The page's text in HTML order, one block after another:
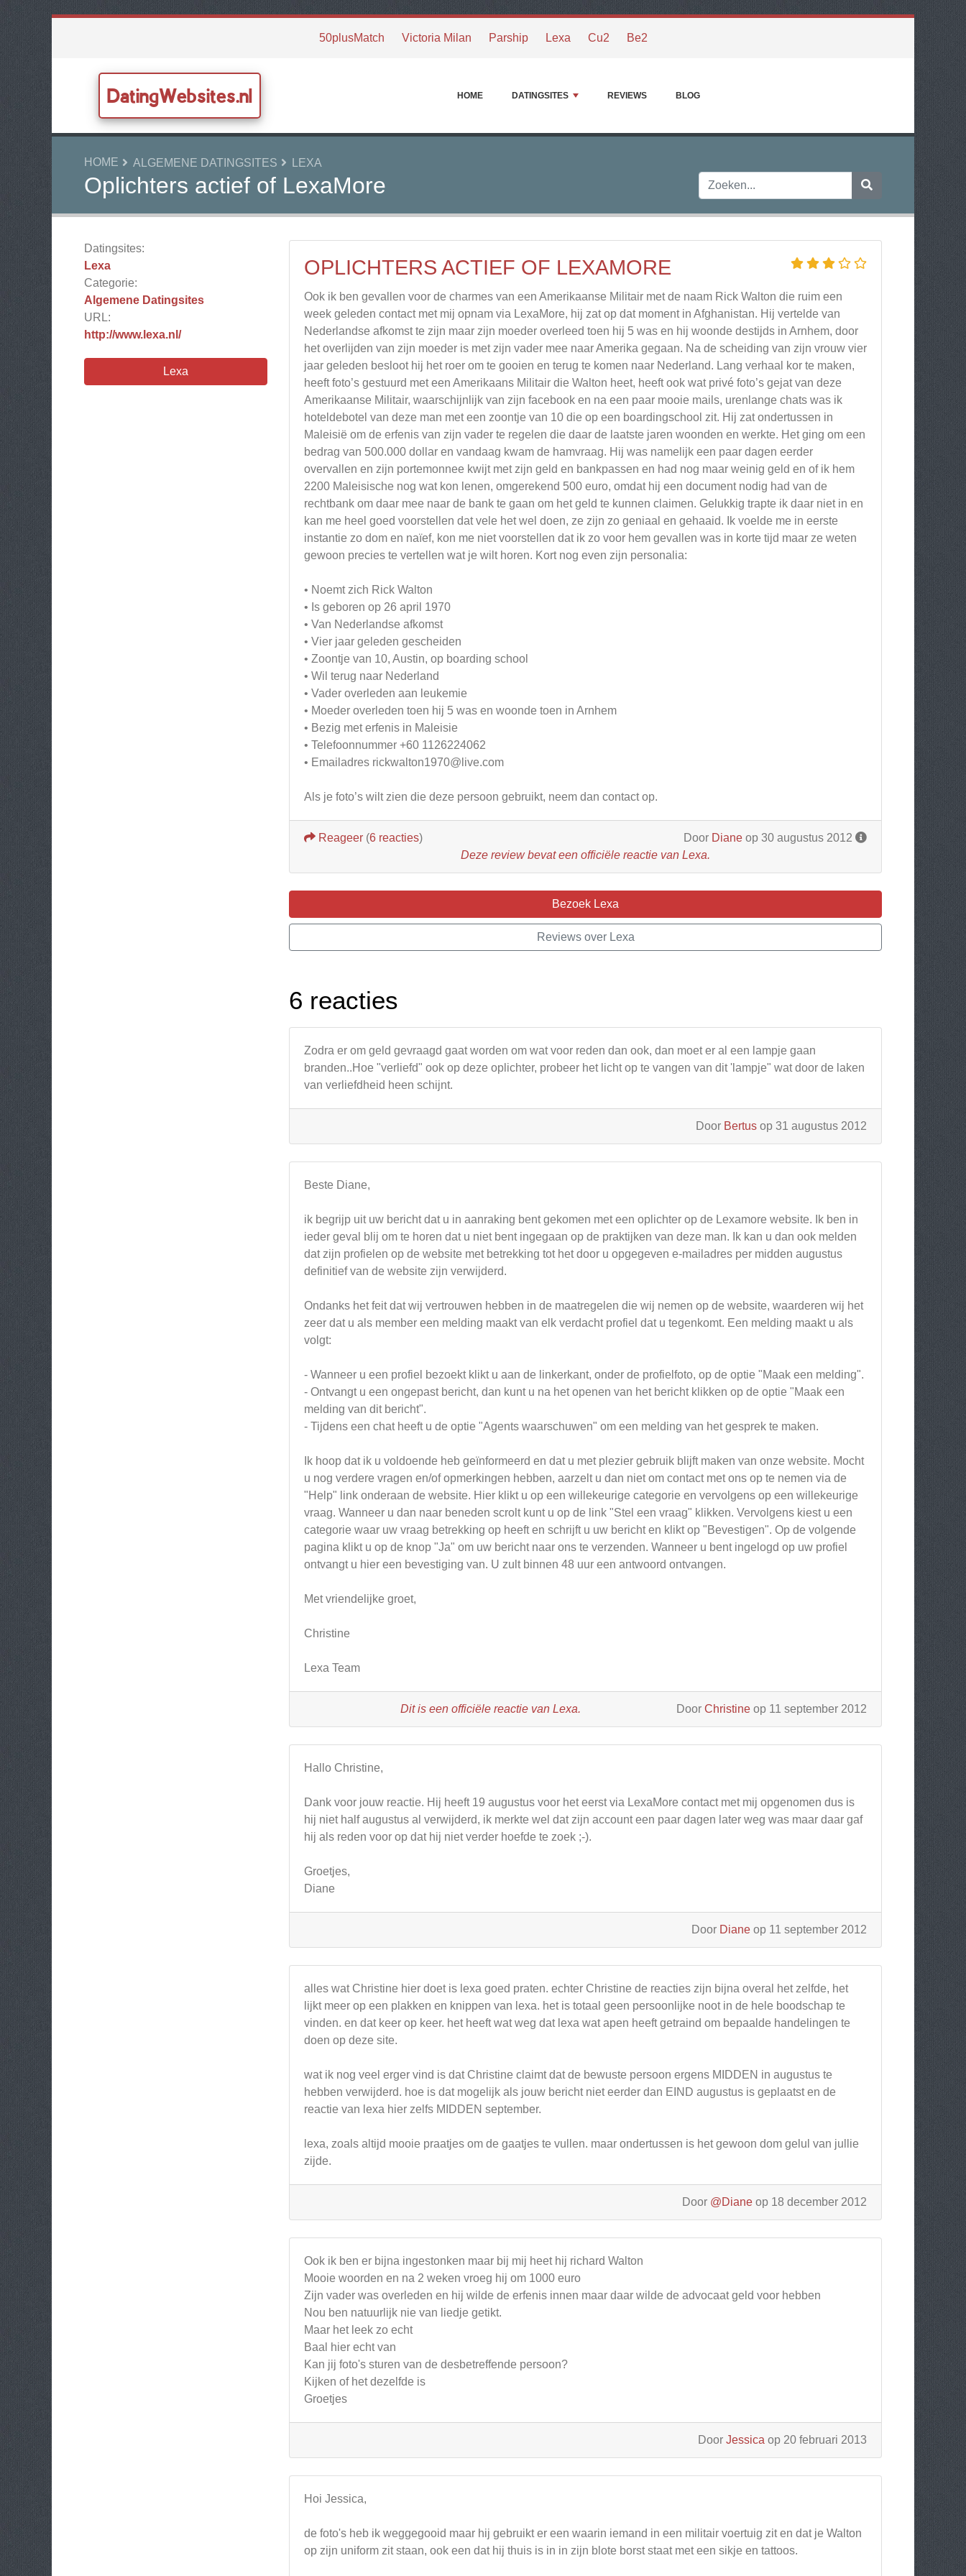
50plusMatch Victoria Milan Parship Lexa Cu2 Be2
DatingWebsites.nl HOME DATINGSITES REVIEWS BLOG
HOME ALGEMENE DATINGSITES LEXA
Oplichters actief of LexaMore
Datingsites:
Lexa
Categorie:
Algemene Datingsites
URL:
http://www.lexa.nl/
Lexa
OPLICHTERS ACTIEF OF LEXAMORE
Ook ik ben gevallen voor de charmes van een Amerikaanse Militair met de naam Rick Walton die ruim een
week geleden contact met mij opnam via LexaMore, hij zat op dat moment in Afghanistan. Hij vertelde van
Nederlandse afkomst te zijn maar zijn moeder overleed toen hij 5 was en hij woonde destijds in Arnhem, door
het overlijden van zijn moeder is met zijn vader mee naar Amerika gegaan. Na de scheiding van zijn vrouw vier
jaar geleden besloot hij het roer om te gooien en terug te komen naar Nederland. Lang verhaal kor te maken,
heeft foto’s gestuurd met een Amerikaans Militair die Walton heet, heeft ook wat privé foto’s gejat van deze
Amerikaanse Militair, waarschijnlijk van zijn facebook en na een paar mooie mails, urenlange chats was ik
hoteldebotel van deze man met een zoontje van 10 die op een boardingschool zit. Hij zat ondertussen in
Maleisië om de erfenis van zijn vader te regelen die daar de laatste jaren woonden en werkte. Het ging om een
bedrag van 500.000 dollar en vandaag kwam de hamvraag. Hij was namelijk een paar dagen eerder
overvallen en zijn portemonnee kwijt met zijn geld en bankpassen en had nog maar weinig geld en of ik hem
2200 Maleisische nog wat kon lenen, omgerekend 500 euro, omdat hij een document nodig had van de
rechtbank om daar mee naar de bank te gaan om het geld te kunnen claimen. Gelukkig trapte ik daar niet in en
kan me heel goed voorstellen dat vele het wel doen, ze zijn zo geniaal en gehaaid. Ik voelde me in eerste
instantie zo dom en naïef, kon me niet voorstellen dat ik zo voor hem gevallen was in korte tijd maar ze weten
gewoon precies te vertellen wat je wilt horen. Kort nog even zijn personalia:
• Noemt zich Rick Walton
• Is geboren op 26 april 1970
• Van Nederlandse afkomst
• Vier jaar geleden gescheiden
• Zoontje van 10, Austin, op boarding school
• Wil terug naar Nederland
• Vader overleden aan leukemie
• Moeder overleden toen hij 5 was en woonde toen in Arnhem
• Bezig met erfenis in Maleisie
• Telefoonnummer +60 1126224062
• Emailadres rickwalton1970@live.com
Als je foto’s wilt zien die deze persoon gebruikt, neem dan contact op.
Door Diane op 30 augustus 2012
Reageer (6 reacties)
Deze review bevat een officiële reactie van Lexa.
Bezoek Lexa
Reviews over Lexa
6 reacties
Zodra er om geld gevraagd gaat worden om wat voor reden dan ook, dan moet er al een lampje gaan
branden..Hoe "verliefd" ook op deze oplichter, probeer het licht op te vangen van dit 'lampje" wat door de laken
van verliefdheid heen schijnt.
Door Bertus op 31 augustus 2012
Beste Diane,
ik begrijp uit uw bericht dat u in aanraking bent gekomen met een oplichter op de Lexamore website. Ik ben in
ieder geval blij om te horen dat u niet bent ingegaan op de praktijken van deze man. Ik kan u dan ook melden
dat zijn profielen op de website met betrekking tot het door u opgegeven e-mailadres per midden augustus
definitief van de website zijn verwijderd.
Ondanks het feit dat wij vertrouwen hebben in de maatregelen die wij nemen op de website, waarderen wij het
zeer dat u als member een melding maakt van elk verdacht profiel dat u tegenkomt. Een melding maakt u als
volgt:
- Wanneer u een profiel bezoekt klikt u aan de linkerkant, onder de profielfoto, op de optie "Maak een melding".
- Ontvangt u een ongepast bericht, dan kunt u na het openen van het bericht klikken op de optie "Maak een
melding van dit bericht".
- Tijdens een chat heeft u de optie "Agents waarschuwen" om een melding van het gesprek te maken.
Ik hoop dat ik u voldoende heb geïnformeerd en dat u met plezier gebruik blijft maken van onze website. Mocht
u nog verdere vragen en/of opmerkingen hebben, aarzelt u dan niet om contact met ons op te nemen via de
"Help" link onderaan de website. Hier klikt u op een willekeurige categorie en vervolgens op een willekeurige
vraag. Wanneer u dan naar beneden scrolt kunt u op de link "Stel een vraag" klikken. Vervolgens kiest u een
categorie waar uw vraag betrekking op heeft en schrijft u uw bericht en klikt op "Bevestigen". Op de volgende
pagina klikt u op de knop "Ja" om uw bericht naar ons te verzenden. Wanneer u bent ingelogd op uw profiel
ontvangt u hier een bevestiging van. U zult binnen 48 uur een antwoord ontvangen.
Met vriendelijke groet,
Christine
Lexa Team
Door Christine op 11 september 2012
Dit is een officiële reactie van Lexa.
Hallo Christine,
Dank voor jouw reactie. Hij heeft 19 augustus voor het eerst via LexaMore contact met mij opgenomen dus is
hij niet half augustus al verwijderd, ik merkte wel dat zijn account een paar dagen later weg was maar daar gaf
hij als reden voor op dat hij niet verder hoefde te zoek ;-).
Groetjes,
Diane
Door Diane op 11 september 2012
alles wat Christine hier doet is lexa goed praten. echter Christine de reacties zijn bijna overal het zelfde, het
lijkt meer op een plakken en knippen van lexa. het is totaal geen persoonlijke noot in de hele boodschap te
vinden. en dat keer op keer. het heeft wat weg dat lexa wat apen heeft getraind om bepaalde handelingen te
doen op deze site.
wat ik nog veel erger vind is dat Christine claimt dat de bewuste persoon ergens MIDDEN in augustus te
hebben verwijderd. hoe is dat mogelijk als jouw bericht niet eerder dan EIND augustus is geplaatst en de
reactie van lexa hier zelfs MIDDEN september.
lexa, zoals altijd mooie praatjes om de gaatjes te vullen. maar ondertussen is het gewoon dom gelul van jullie
zijde.
Door @Diane op 18 december 2012
Ook ik ben er bijna ingestonken maar bij mij heet hij richard Walton
Mooie woorden en na 2 weken vroeg hij om 1000 euro
Zijn vader was overleden en hij wilde de erfenis innen maar daar wilde de advocaat geld voor hebben
Nou ben natuurlijk nie van liedje getikt.
Maar het leek zo echt
Baal hier echt van
Kan jij foto's sturen van de desbetreffende persoon?
Kijken of het dezelfde is
Groetjes
Door Jessica op 20 februari 2013
Hoi Jessica,
de foto's heb ik weggegooid maar hij gebruikt er een waarin iemand in een militair voertuig zit en dat je Walton
op zijn uniform zit staan, ook een dat hij thuis is in in zijn blote borst staat met een sikje en tattoos.